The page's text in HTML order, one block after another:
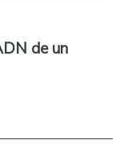
de un